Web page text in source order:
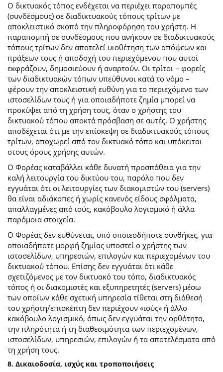
O δικτυακός τόπος ενδέχεται να περιέχει παραπομπές
(συνδέσμους) σε διαδικτυακούς τόπους τρίτων με
αποκλειστικό σκοπό την πληροφόρηση του χρήστη. Η
παραπομπή σε συνδέσμους που ανήκουν σε διαδικτυακούς
τόπους τρίτων δεν αποτελεί υιοθέτηση των απόψεων και
πράξεων τους ή αποδοχή του περιεχόμενου που αυτοί
εκφράζουν, δημοσιεύουν ή αναρτούν. Οι τρίτοι – φορείς
των διαδικτυακών τόπων υπεύθυνοι κατά το νόμο –
φέρουν την αποκλειστική ευθύνη για το περιεχόμενο των
ιστοσελίδων τους ή για οποιαδήποτε ζημία μπορεί να
προκύψει από τη χρήση τους, όταν ο χρήστης του
δικτυακού τόπου αποκτά πρόσβαση σε αυτές. Ο χρήστης
αποδέχεται ότι με την επίσκεψη σε διαδικτυακούς τόπους
τρίτων, αποχωρεί από τον δικτυακό τόπο και υπόκειται
στους όρους χρήσης αυτών.
Ο Φορέας καταβάλλει κάθε δυνατή προσπάθεια για την
καλή λειτουργία του δικτύου του, παρόλο που δεν
εγγυάται ότι οι λειτουργίες των διακομιστών του (servers)
θα είναι αδιάκοπες ή χωρίς κανενός είδους σφάλματα,
απαλλαγμένες από ιούς, κακόβουλο λογισμικό ή άλλα
παρόμοια στοιχεία.
Ο Φορέας δεν ευθύνεται, υπό οποιεσδήποτε συνθήκες, για
οποιαδήποτε μορφή ζημίας υποστεί ο χρήστης των
ιστοσελίδων, υπηρεσιών, επιλογών και περιεχομένων του
δικτυακού τόπου. Επίσης δεν εγγυάται ότι κάθε
σχετιζόμενος με τον δικτυακό του τόπο, διαδικτυακός
τόπος ή οι διακομιστές και εξυπηρετητές (servers) μέσω
των οποίων κάθε σχετική υπηρεσία τίθεται στη διάθεσή
του χρήστη/επισκέπτη δεν περιέχουν «ιούς» ή άλλο
κακόβουλο λογισμικό, όπως δεν εγγυάται την ορθότητα,
την πληρότητα ή τη διαθεσιμότητα των περιεχομένων,
ιστοσελίδων, υπηρεσιών, επιλογών ή τα αποτελέσματα από
τη χρήση τους.
8. Δικαιοδοσία, ισχύς και τροποποιήσεις